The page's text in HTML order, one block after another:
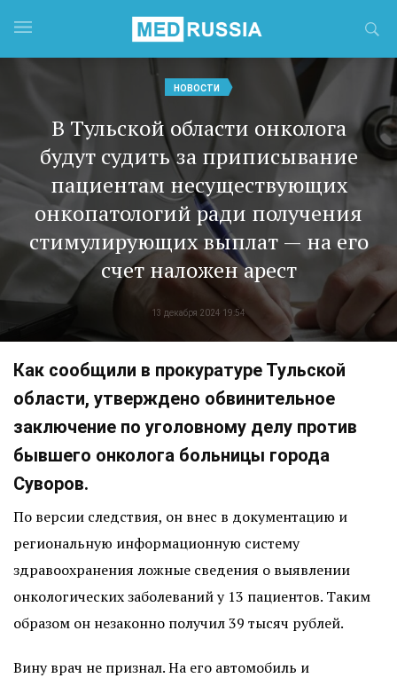
НОВОСТИ
В Тульской области онколога
будут судить за приписывание
пациентам несуществующих
онкопатологий ради получения
стимулирующих выплат — на его
счет наложен арест
13 декабря 2024 19:54
Как сообщили в прокуратуре Тульской
области, утверждено обвинительное
заключение по уголовному делу против
бывшего онколога больницы города
Суворов.
По версии следствия, он внес в документацию и
региональную информационную систему
здравоохранения ложные сведения о выявлении
онкологических заболеваний у 13 пациентов. Таким
образом он незаконно получил 39 тысяч рублей.
Вину врач не признал. На его автомобиль и